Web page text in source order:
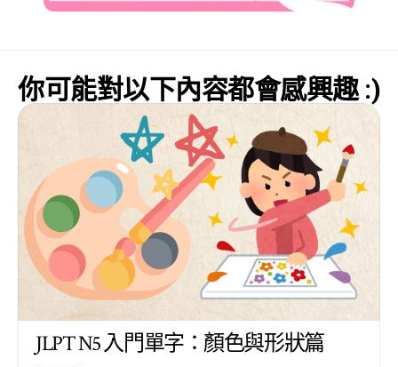
你可能對以下內容都會感興趣 :)
JLPT N5 入門單字：顏色與形狀篇